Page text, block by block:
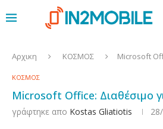
Αρχικη ΚΟΣΜΟΣ Microsoft
ΚΟΣΜΟΣ
Microsoft Office: Διαθέσιμο
γράφτηκε απο Kostas Gliatiotis